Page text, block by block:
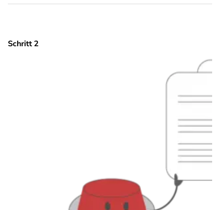
Schritt 2